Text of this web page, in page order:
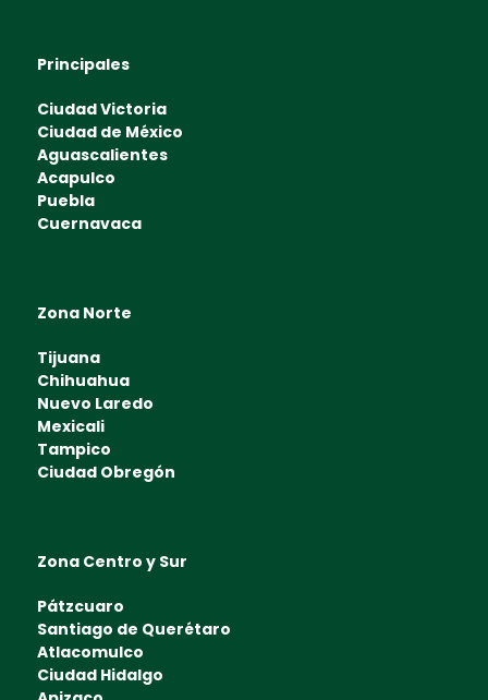
Principales
Ciudad Victoria
Ciudad de México
Aguascalientes
Acapulco
Puebla
Cuernavaca
Zona Norte
Tijuana
Chihuahua
Nuevo Laredo
Mexicali
Tampico
Ciudad Obregón
Zona Centro y Sur
Pátzcuaro
Santiago de Querétaro
Atlacomulco
Ciudad Hidalgo